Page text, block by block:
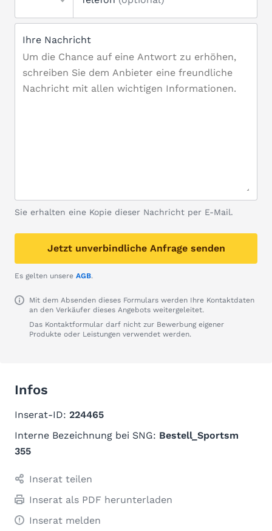
Ihre Nachricht
Sie erhalten eine Kopie dieser Nachricht per E-Mail.
Jetzt unverbindliche Anfrage senden
Es gelten unsere AGB.
Mit dem Absenden dieses Formulars werden Ihre Kontaktdaten
an den Verkäufer dieses Angebots weitergeleitet.
Das Kontaktformular darf nicht zur Bewerbung eigener
Produkte oder Leistungen verwendet werden.
Infos
Inserat-ID: 224465
Interne Bezeichnung bei SNG: Bestell_Sportsm
355
Inserat teilen
Inserat als PDF herunterladen
Inserat melden